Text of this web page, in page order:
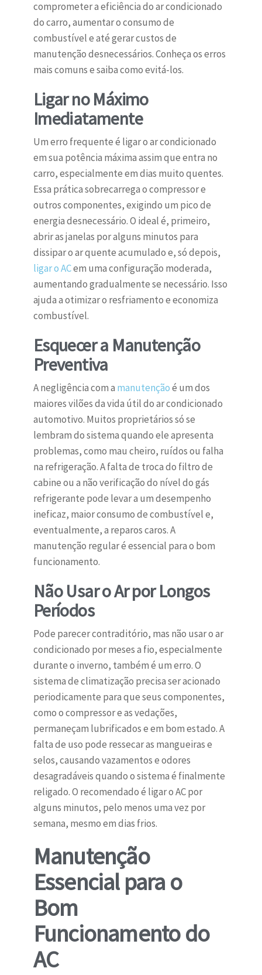
comprometer a eficiência do ar condicionado
do carro, aumentar o consumo de
combustível e até gerar custos de
manutenção desnecessários. Conheça os erros
mais comuns e saiba como evitá-los.
Ligar no Máximo
Imediatamente
Um erro frequente é ligar o ar condicionado
em sua potência máxima assim que entra no
carro, especialmente em dias muito quentes.
Essa prática sobrecarrega o compressor e
outros componentes, exigindo um pico de
energia desnecessário. O ideal é, primeiro,
abrir as janelas por alguns minutos para
dissipar o ar quente acumulado e, só depois,
ligar o ACem uma configuração moderada,
aumentando gradualmente se necessário. Isso
ajuda a otimizar o resfriamento e economiza
combustível.
Esquecer a Manutenção
Preventiva
A negligência com a manutençãoé um dos
maiores vilões da vida útil do ar condicionado
automotivo. Muitos proprietários só se
lembram do sistema quando ele apresenta
problemas, como mau cheiro, ruídos ou falha
na refrigeração. A falta de troca do filtro de
cabine ou a não verificação do nível do gás
refrigerante pode levar a um desempenho
ineficaz, maior consumo de combustível e,
eventualmente, a reparos caros. A
manutenção regular é essencial para o bom
funcionamento.
Não Usar o Ar por Longos
Períodos
Pode parecer contraditório, mas não usar o ar
condicionado por meses a fio, especialmente
durante o inverno, também é um erro. O
sistema de climatização precisa ser acionado
periodicamente para que seus componentes,
como o compressor e as vedações,
permaneçam lubrificados e em bom estado. A
falta de uso pode ressecar as mangueiras e
selos, causando vazamentos e odores
desagradáveis quando o sistema é finalmente
religado. O recomendado é ligar o AC por
alguns minutos, pelo menos uma vez por
semana, mesmo em dias frios.
Manutenção
Essencial para o
Bom
Funcionamento do
AC